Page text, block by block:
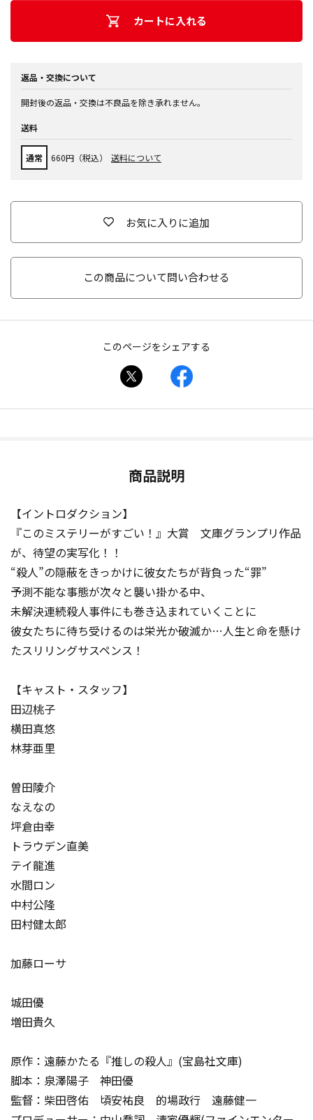
カートに入れる
返品・交換について
開封後の返品・交換は不良品を除き承れません。
送料
通常 660円（税込） 送料について
お気に入りに追加
この商品について問い合わせる
このページをシェアする
商品説明
【イントロダクション】
『このミステリーがすごい！』大賞 文庫グランプリ作品
が、待望の実写化！！
“殺人”の隠蔽をきっかけに彼女たちが背負った“罪”
予測不能な事態が次々と襲い掛かる中、
未解決連続殺人事件にも巻き込まれていくことに――
彼女たちに待ち受けるのは栄光か破滅か…人生と命を懸け
たスリリングサスペンス！
【キャスト・スタッフ】
田辺桃子
横田真悠
林芽亜里
曽田陵介
なえなの
坪倉由幸
トラウデン直美
テイ龍進
水間ロン
中村公隆
田村健太郎
加藤ローサ
城田優
増田貴久
原作：遠藤かたる『推しの殺人』(宝島社文庫)
脚本：泉澤陽子 神田優
監督：柴田啓佑 頃安祐良 的場政行 遠藤健一